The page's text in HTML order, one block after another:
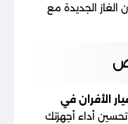
الغاز الجديدة مع
الأفران في
أداء أجهزتك